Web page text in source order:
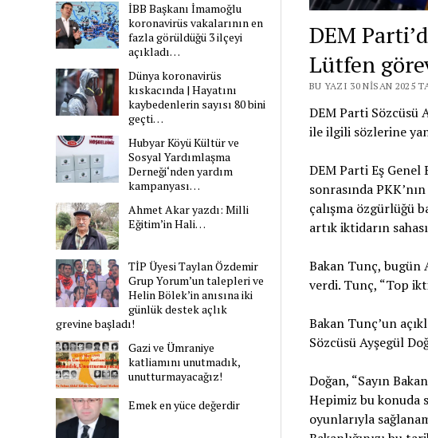
İBB Başkanı İmamoğlu
koronavirüs vakalarının en
fazla görüldüğü 3 ilçeyi
açıkladı…
Dünya koronavirüs
kıskacında | Hayatını
kaybedenlerin sayısı 80 bini
geçti…
Hubyar Köyü Kültür ve
Sosyal Yardımlaşma
Derneği‘nden yardım
kampanyası…
Ahmet Akar yazdı: Milli
Eğitim’in Hali…
TİP Üyesi Taylan Özdemir
Grup Yorum’un talepleri ve
Helin Bölek’in anısına iki
günlük destek açlık
grevine başladı!
Gazi ve Ümraniye
katliamını unutmadık,
unutturmayacağız!
Emek en yüce değerdir
DEM
Lütfen
BU YAZI 30 NISAN 2025
DEM Parti Sözcüsü
ile ilgili sözlerine
DEM Parti Eş Genel
sonrasında
çalışma özgürlüğü
artık iktidarın
Bakan Tunç, bugün
verdi. Tunç, “Top
Bakan Tunç’un
Sözcüsü Ayşegül
Doğan, “Sayın
Hepimiz bu konuda
oyunlarıyla